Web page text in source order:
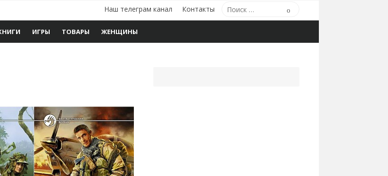
Поиск
по:
Наш телеграм канал Контакты
ИГРЫ ТОВАРЫ ЖЕНЩИНЫ